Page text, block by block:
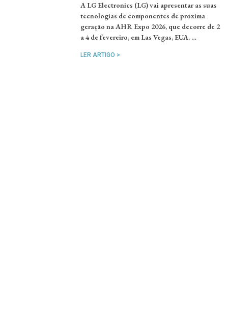
A LG Electronics (LG) vai apresentar as suas
tecnologias de componentes de próxima
geração na AHR Expo 2026, que decorre de 2
a 4 de fevereiro, em Las Vegas, EUA. …
LER ARTIGO >